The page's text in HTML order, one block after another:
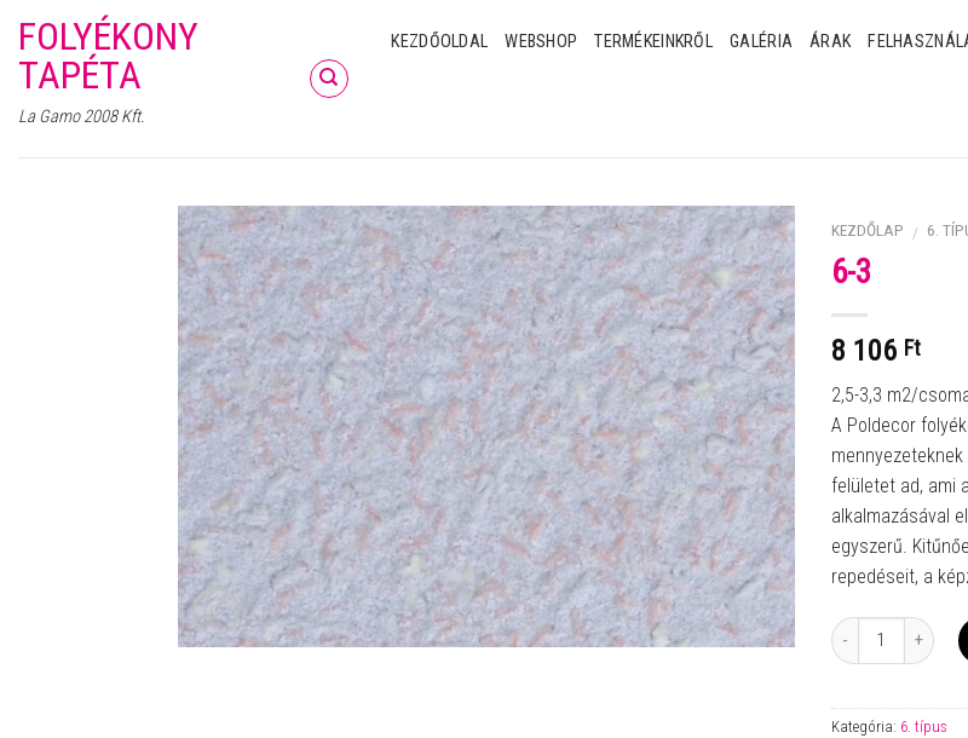
content
FOLYÉKONY
TAPÉTA
La Gamo 2008 Kft.
KEZDŐOLDAL WEBSHOP TERMÉKEINKRŐL GALÉRIA ÁRAK
KEZDŐLAP / 6.
6-3
8 106 Ft
2,5-3,3 m2/
A Poldecor
felületet ad, ami
alkalmazásával
egyszerű.
repedéseit, a
Mennyiség
Kategória: 6. típus